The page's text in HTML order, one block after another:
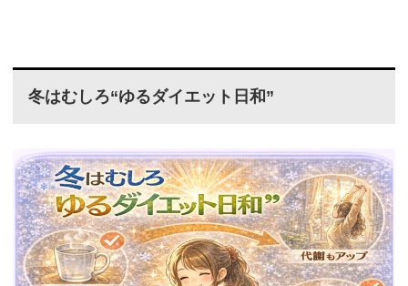
冬はむしろ“ゆるダイエット日和”